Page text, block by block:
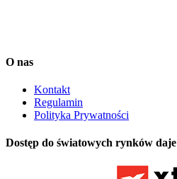
O nas
Kontakt
Regulamin
Polityka Prywatności
Dostęp do światowych rynków daje